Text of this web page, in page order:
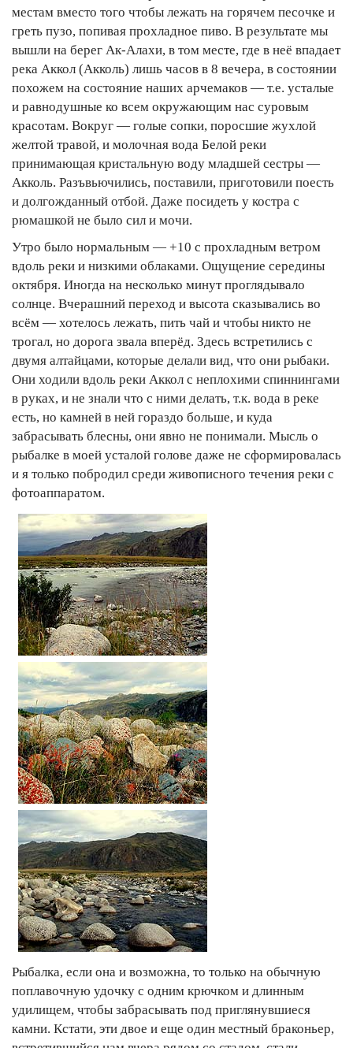
местам вместо того чтобы лежать на горячем песочке и
греть пузо, попивая прохладное пиво. В результате мы
вышли на берег Ак-Алахи, в том месте, где в неё впадает
река Аккол (Акколь) лишь часов в 8 вечера, в состоянии
похожем на состояние наших арчемаков — т.е. усталые
и равнодушные ко всем окружающим нас суровым
красотам. Вокруг — голые сопки, поросшие жухлой
желтой травой, и молочная вода Белой реки
принимающая кристальную воду младшей сестры —
Акколь. Разъвьючились, поставили, приготовили поесть
и долгожданный отбой. Даже посидеть у костра с
рюмашкой не было сил и мочи.
Утро было нормальным — +10 с прохладным ветром
вдоль реки и низкими облаками. Ощущение середины
октября. Иногда на несколько минут проглядывало
солнце. Вчерашний переход и высота сказывались во
всём — хотелось лежать, пить чай и чтобы никто не
трогал, но дорога звала вперёд. Здесь встретились с
двумя алтайцами, которые делали вид, что они рыбаки.
Они ходили вдоль реки Аккол с неплохими спиннингами
в руках, и не знали что с ними делать, т.к. вода в реке
есть, но камней в ней гораздо больше, и куда
забрасывать блесны, они явно не понимали. Мысль о
рыбалке в моей усталой голове даже не сформировалась
и я только побродил среди живописного течения реки с
фотоаппаратом.
Рыбалка, если она и возможна, то только на обычную
поплавочную удочку с одним крючком и длинным
удилищем, чтобы забрасывать под приглянувшиеся
камни. Кстати, эти двое и еще один местный браконьер,